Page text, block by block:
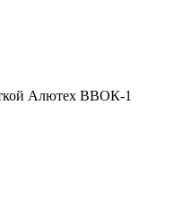
Алютех ВВОК-1